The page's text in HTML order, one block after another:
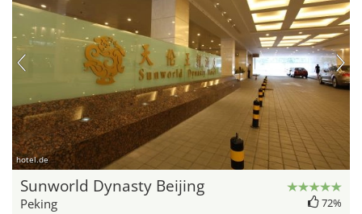
hotel.de
Sunworld Dynasty Beijing
Peking 72%